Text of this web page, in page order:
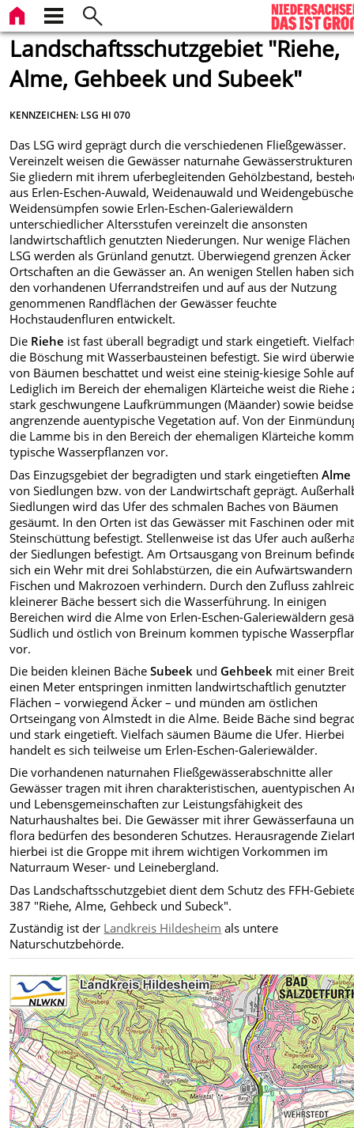
Landschaftsschutzgebiet "Riehe,
Alme, Gehbeek und Subeek"
KENNZEICHEN: LSG HI 070
Das LSG wird geprägt durch die verschiedenen Fließgewässer.
Vereinzelt weisen die Gewässer naturnahe
Sie gliedern mit ihrem uferbegleitenden Gehölzbestand,
aus Erlen-Eschen-Auwald, Weidenauwald und
Weidensümpfen sowie Erlen-Eschen-Galeriewäldern
unterschiedlicher Altersstufen vereinzelt die ansonsten
landwirtschaftlich genutzten Niederungen. Nur wenige
LSG werden als Grünland genutzt. Überwiegend grenzen
Ortschaften an die Gewässer an. An wenigen Stellen haben
den vorhandenen Uferrandstreifen und auf aus der Nutzung
genommenen Randflächen der Gewässer feuchte
Hochstaudenfluren entwickelt.
Die Riehe ist fast überall begradigt und stark eingetieft.
die Böschung mit Wasserbausteinen befestigt. Sie wird
von Bäumen beschattet und weist eine steinig-kiesige Sohle
Lediglich im Bereich der ehemaligen Klärteiche weist die Riehe
stark geschwungene Laufkrümmungen (Mäander) sowie
angrenzende auentypische Vegetation auf. Von der
die Lamme bis in den Bereich der ehemaligen Klärteiche
typische Wasserpflanzen vor.
Das Einzugsgebiet der begradigten und stark eingetieftenAlme
von Siedlungen bzw. von der Landwirtschaft geprägt.
Siedlungen wird das Ufer des schmalen Baches von Bäumen
gesäumt. In den Orten ist das Gewässer mit Faschinen oder mit
Steinschüttung befestigt. Stellenweise ist das Ufer auch
der Siedlungen befestigt. Am Ortsausgang von Breinum
sich ein Wehr mit drei Sohlabstürzen, die ein
Fischen und Makrozoen verhindern. Durch den Zufluss
kleinerer Bäche bessert sich die Wasserführung. In einigen
Bereichen wird die Alme von Erlen-Eschen-Galeriewäldern
Südlich und östlich von Breinum kommen typische
vor.
Die beiden kleinen BächeSubeek und Gehbeek mit einer
einen Meter entspringen inmitten landwirtschaftlich genutzter
Flächen – vorwiegend Äcker – und münden am östlichen
Ortseingang von Almstedt in die Alme. Beide Bäche sind
und stark eingetieft. Vielfach säumen Bäume die Ufer. Hierbei
handelt es sich teilweise um Erlen-Eschen-Galeriewälder.
Die vorhandenen naturnahen Fließgewässerabschnitte aller
Gewässer tragen mit ihren charakteristischen, auentypischen
und Lebensgemeinschaften zur Leistungsfähigkeit des
Naturhaushaltes bei. Die Gewässer mit ihrer Gewässerfauna
flora bedürfen des besonderen Schutzes. Herausragende
hierbei ist die Groppe mit ihrem wichtigen Vorkommen im
Naturraum Weser- und Leinebergland.
Das Landschaftsschutzgebiet dient dem Schutz des FFH-
387 "Riehe, Alme, Gehbeck und Subeck".
Zuständig ist der Landkreis Hildesheim als untere
Naturschutzbehörde.